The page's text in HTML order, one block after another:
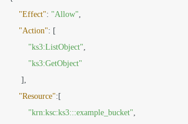
"Effect": "Allow",
"Action": [
"ks3:ListObject",
"ks3:GetObject"
] ,
"Resource": [
"krn:ksc:ks3:::example_bucket",